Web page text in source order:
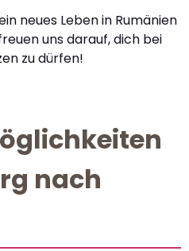
neues Leben in Rumänien
uns darauf, dich bei
zu dürfen!
nach